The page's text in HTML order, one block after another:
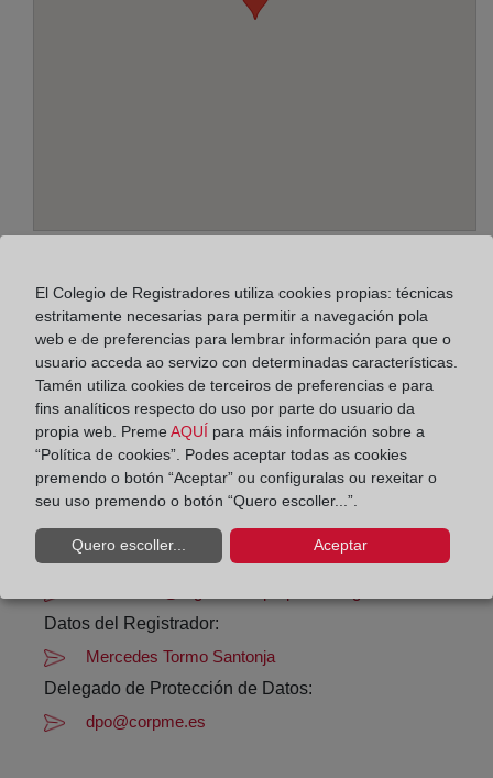
Pintor Peiró, 12, 46010
Horario:
De lunes a viernes de 09:00 a 17:00 horas
Agosto: De lunes a viernes de 09:00 a 14:00 horas
Los días 24 y 31 de diciembre de 09:00 a 14:00
horas
96 361 93 60
Datos del Registrador:
Mercedes Tormo Santonja
Delegado de Protección de Datos:
dpo@corpme.es
El Colegio de Registradores utiliza cookies propias: técnicas
estritamente necesarias para permitir a navegación pola
web e de preferencias para lembrar información para que o
usuario acceda ao servizo con determinadas características.
Tamén utiliza cookies de terceiros de preferencias e para
fins analíticos respecto do uso por parte do usuario da
propia web. Preme AQUÍ para máis información sobre a
“Política de cookies”. Podes aceptar todas as cookies
premendo o botón “Aceptar” ou configuralas ou rexeitar o
seu uso premendo o botón “Quero escoller...”.
Quero escoller... Aceptar